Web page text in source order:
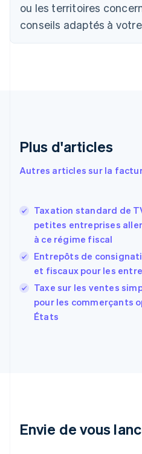
ou les territoires
conseils adaptés à
Plus d'articles
Autres articles sur la
Taxation standard de
petites entreprises
à ce régime fiscal
Entrepôts de
et fiscaux pour les
Taxe sur les ventes
pour les commerçants
États
Envie de vous
PortuguêsEnglish
Bulgarie
Canada
Danemark
English
Émirats arabes unis
EspañolEnglish
Estonie
États-Unis
EnglishEspañol简体中文
Finlande
France
FrançaisEnglish
Gibraltar
English
Italie